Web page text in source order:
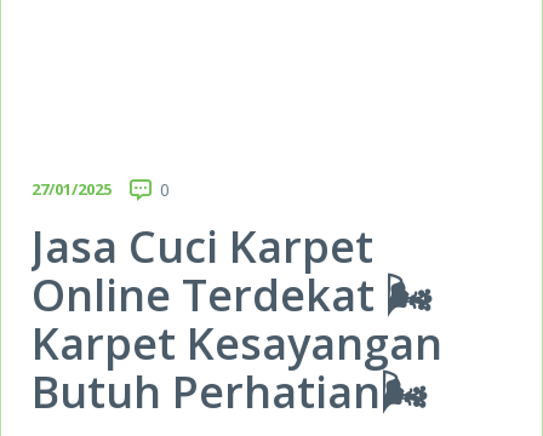
27/01/2025 0
Jasa Cuci Karpet
Online Terdekat 🌬️
Karpet Kesayangan
Butuh Perhatian🌬️